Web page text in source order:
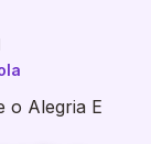
o Alegria E